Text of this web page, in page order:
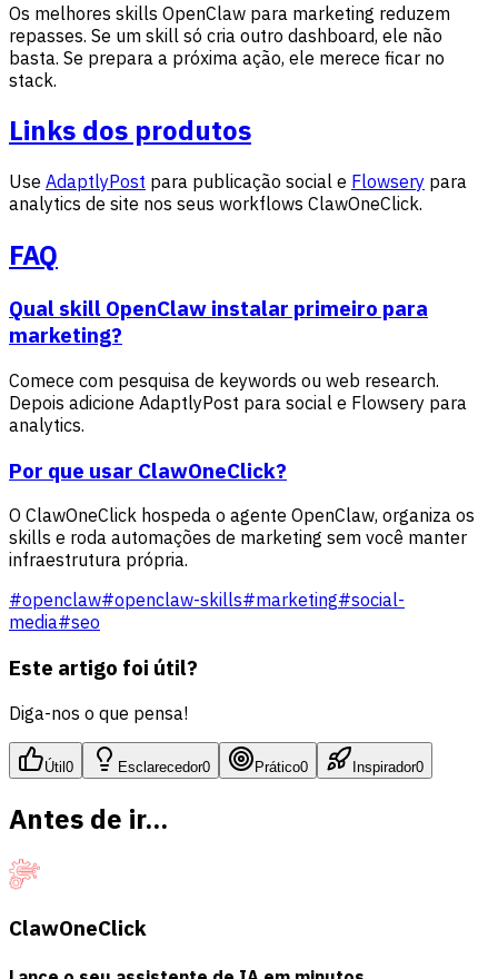
Os melhores skills OpenClaw para marketing reduzem
repasses. Se um skill só cria outro dashboard, ele não
basta. Se prepara a próxima ação, ele merece ficar no
stack.
Links dos produtos
Use AdaptlyPost para publicação social e Flowsery para
analytics de site nos seus workflows ClawOneClick.
FAQ
Qual skill OpenClaw instalar primeiro para
marketing?
Comece com pesquisa de keywords ou web research.
Depois adicione AdaptlyPost para social e Flowsery para
analytics.
Por que usar ClawOneClick?
O ClawOneClick hospeda o agente OpenClaw, organiza os
skills e roda automações de marketing sem você manter
infraestrutura própria.
#openclaw#openclaw-skills#marketing#social-
media#seo
Este artigo foi útil?
Diga-nos o que pensa!
Útil0 Esclarecedor0 Prático0 Inspirador0
Antes de ir...
ClawOneClick